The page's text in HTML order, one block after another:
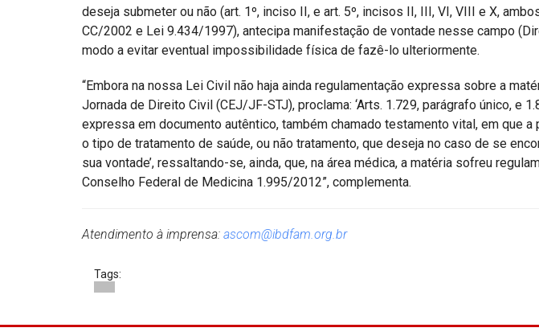
deseja submeter ou não (art. 1º, inciso II, e art. 5º, incisos II, III, VI, VIII e X,
CC/2002 e Lei 9.434/1997), antecipa manifestação de vontade nesse campo
modo a evitar eventual impossibilidade física de fazê-lo ulteriormente.
“Embora na nossa Lei Civil não haja ainda regulamentação expressa sobre a
Jornada de Direito Civil (CEJ/JF-STJ), proclama: ‘Arts. 1.729, parágrafo único, e
expressa em documento autêntico, também chamado testamento vital, em que
o tipo de tratamento de saúde, ou não tratamento, que deseja no caso de se
sua vontade’, ressaltando-se, ainda, que, na área médica, a matéria sofreu
Conselho Federal de Medicina 1.995/2012”, complementa.
Atendimento à imprensa: ascom@ibdfam.org.br
Tags: